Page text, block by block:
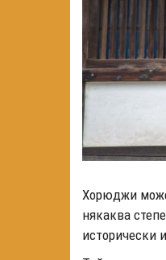
Хорюджи може
някаква
исторически